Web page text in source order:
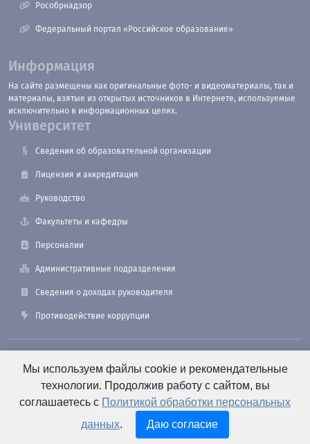
Рособрнадзор
Федеральный портал «Российское образование»
Информация
На сайте размещены как оригинальные фото- и видеоматериалы, так и
материалы, взятые из открытых источников в Интернете, используемые
исключительно в информационных целях.
Университет
Сведения об образовательной организации
Лицензия и аккредитация
Руководство
Факультеты и кафедры
Персоналии
Административные подразделения
Сведения о доходах руководителя
Противодействие коррупции
190121, Санкт-Петербург, ул. Лоцманская, 3
+7 (812) 495-26-48 Оперативный дежурный
e-mail: office@smtu.ru
Мы используем файлы cookie и рекомендательные
технологии. Продолжив работу с сайтом, вы
соглашаетесь с Политикой обработки персональных
данных. Даю согласие